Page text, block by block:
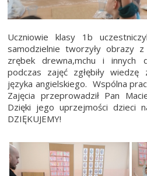
Uczniowie klasy 1b
samodzielnie tworzyły obrazy z
zrębek drewna,mchu i innych
podczas zajęć zgłębiły
języka angielskiego. Wspólna
Zajęcia przeprowadził Pan
Dzięki jego uprzejmości dzieci
DZIĘKUJEMY!